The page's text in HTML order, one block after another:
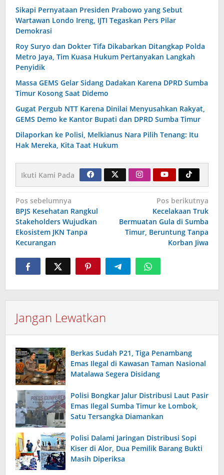
Sikapi Pernyataan Presiden Prabowo yang Sebut
Wartawan Londo Ireng, IJTI Tegaskan Pers Pilar
Demokrasi
Roy Suryo dan Dokter Tifa Dikabarkan Ditangkap Polda
Metro Jaya, Tim Kuasa Hukum Pertanyakan Langkah
Penyidik
Massa GEMS Gelar Sidang Dadakan Karena DPRD Sumba
Timur Kosong Saat Didemo
Gugat Pergub NTT Karena Dinilai Menyusahkan Rakyat,
GEMS Demo ke Kantor Bupati dan DPRD Sumba Timur
Dilaporkan ke Polisi, Melkianus Nara Pilih Tenang: Itu
Hak Mereka, Kita Taat Hukum
Ikuti Kami Pada
Navigasi
pos
Pos sebelumnya
BPJS Kesehatan Rangkul
Stakeholders Wujudkan
Ekosistem JKN Tanpa
Kecurangan
Pos berikutnya
Kecelakaan Truk
Bermuatan Gula di Sumba
Timur, Beruntung Tanpa
Korban Jiwa
Jangan Lewatkan
Berkas Sudah P21, Tiga Penambang
Emas Ilegal di Kawasan Taman Nasional
Matalawa Segera Disidang
Polisi Bongkar Jalur Distribusi Laut Pasir
Emas Ilegal Sumba Timur ke Lombok,
Satu Tersangka Diamankan
Polisi Dalami Jaringan Distribusi Sopi
Kiser di Alor, Dua Pemilik Barang Bukti
Masih Diperiksa